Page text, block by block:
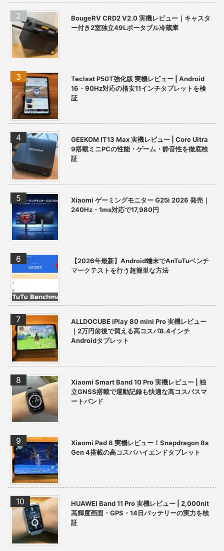
BougeRV CRD2 V2.0 実機レビュー｜キャスタ
ー付き2室独立49Lポータブル冷蔵庫
Teclast P50T強化版 実機レビュー | Android
16・90Hz対応の格安11インチタブレットを検
証
GEEKOM IT13 Max 実機レビュー | Core Ultra
9搭載ミニPCの性能・ゲーム・静音性を徹底検
証
Xiaomi ゲーミングモニター G25i 2026 発売｜
240Hz・1ms対応で17,980円
【2026年最新】Android端末でAnTuTuベンチ
マークテストを行う超簡単な方法
ALLDOCUBE iPlay 80 mini Pro 実機レビュー
｜2万円前後で買える高コスパ8.4インチ
Androidタブレット
Xiaomi Smart Band 10 Pro 実機レビュー | 独
立GNSS搭載で運動記録も快適な高コスパスマ
ートバンド
Xiaomi Pad 8 実機レビュー！Snapdragon 8s
Gen 4搭載の高コスパハイエンドタブレット
HUAWEI Band 11 Pro 実機レビュー | 2,000nit
高輝度画面・GPS・14日バッテリーの実力を検
証